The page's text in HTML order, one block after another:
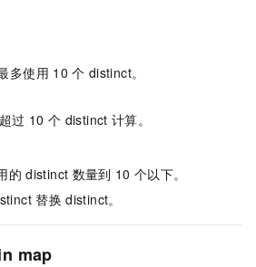
多使用 10 个 distinct。
过 10 个 distinct 计算。
的 distinct 数量到 10 个以下。
替换 distinct。
map